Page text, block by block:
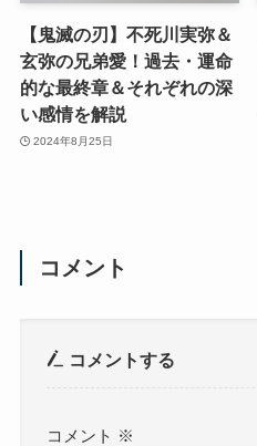
【鬼滅の刃】不死川実弥＆
玄弥の兄弟愛！過去・運命
的な最終章＆それぞれの深
い感情を解説
2024年8月25日
コメント
コメントする
コメント ※